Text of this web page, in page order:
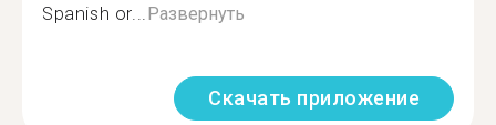
Spanish or... Развернуть
Скачать приложение